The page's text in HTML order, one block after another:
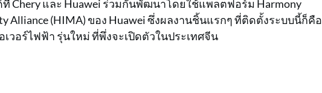
ที่ Chery และ Huawei ร่วมกันพัฒนาโดยใช้แพลตฟอร์ม Harmony
Alliance (HIMA) ของ Huawei ซึ่งผลงานชิ้นแรกๆ ที่ติดตั้งระบบนี้ก็คือ
เวอร์ไฟฟ้า รุ่นใหม่ ที่พึ่งจะเปิดตัวในประเทศจีน